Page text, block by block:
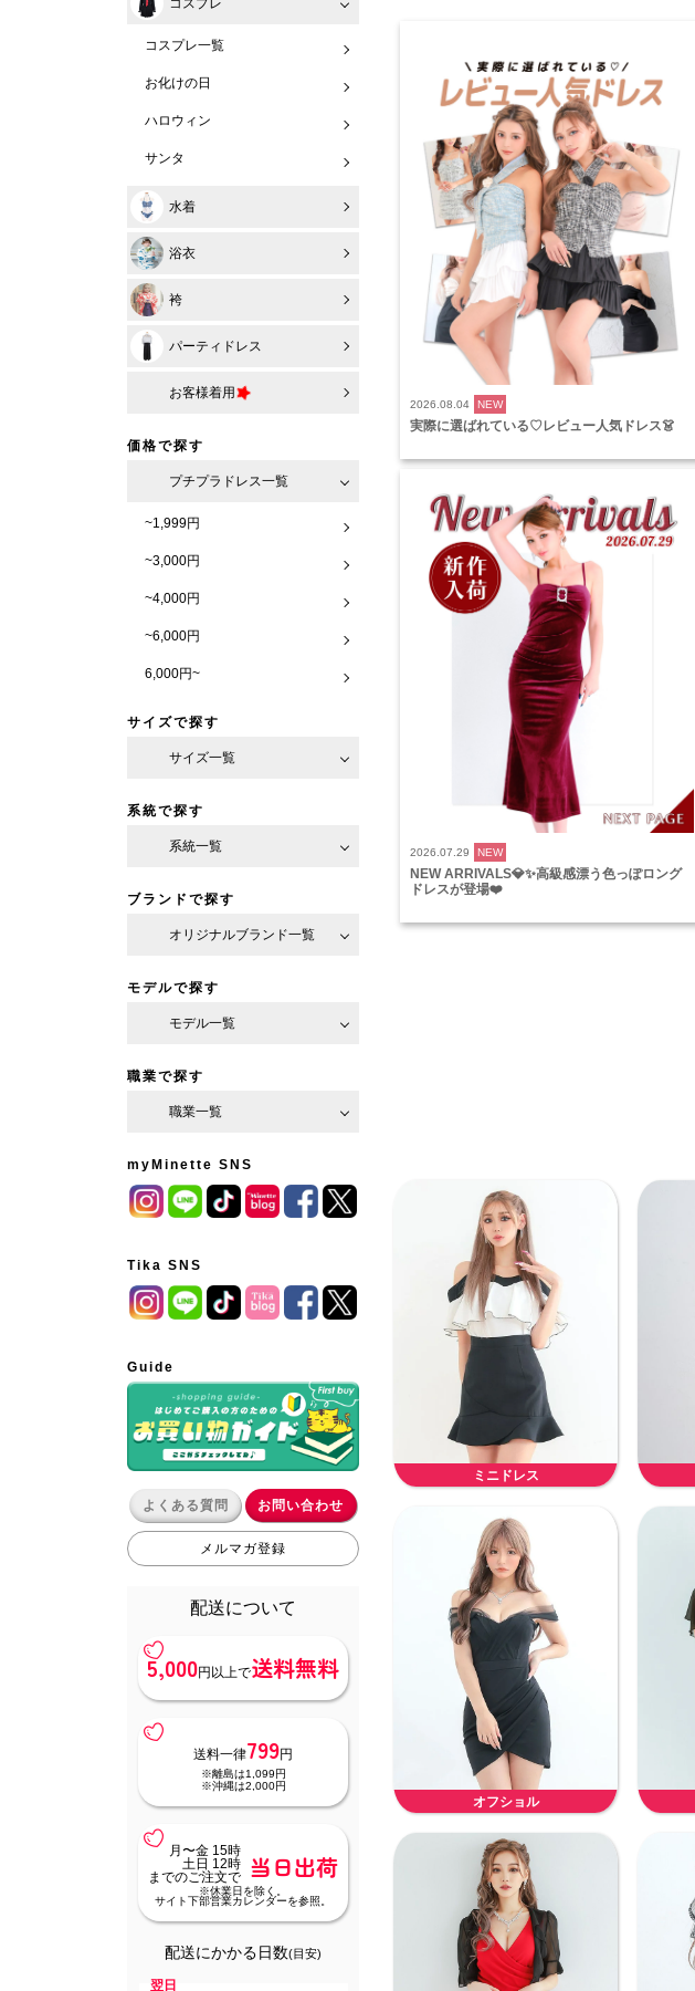
コスプレ
コスプレ一覧
お化けの日
ハロウィン
サンタ
水着
浴衣
袴
パーティドレス
お客様着用
価格で探す
プチプラドレス一覧
~1,999円
~3,000円
~4,000円
~6,000円
6,000円~
サイズで探す
サイズ一覧
系統で探す
系統一覧
ブランドで探す
オリジナルブランド一覧
モデルで探す
モデル一覧
職業で探す
職業一覧
myMinette SNS
Tika SNS
Guide
よくある質問 お問い合わせ
メルマガ登録
配送について
5,000円以上で送料無料
送料一律799円
※離島は1,099円
※沖縄は2,000円
月〜金 15時
土日 12時
までのご注文で
当日出荷
※休業日を除く。
サイト下部営業カレンダーを参照。
配送にかかる日数(目安)
翌日
2026.08.04 NEW
実際に選ばれている♡レビュー人気ドレス👗
2026.07.29 NEW
NEW ARRIVALS💎✨高級感漂う色っぽロング
ドレスが登場❤️
ミニドレス
オフショル